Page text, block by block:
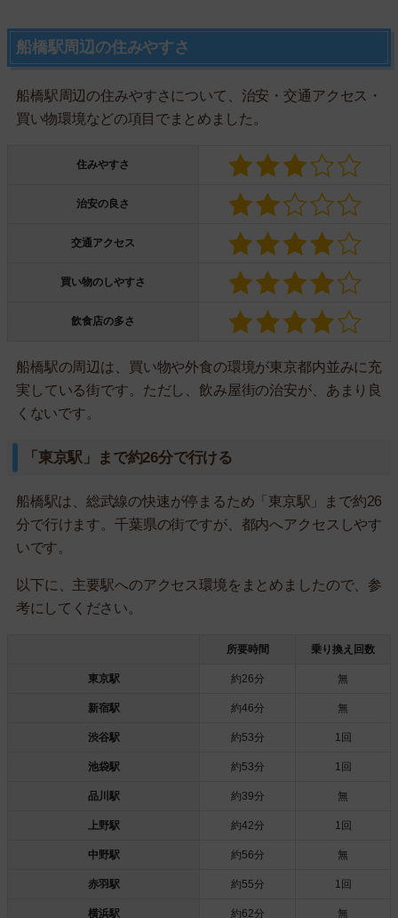
船橋駅周辺の住みやすさ
船橋駅周辺の住みやすさについて、治安・交通アクセス・
買い物環境などの項目でまとめました。
住みやすさ
治安の良さ
交通アクセス
買い物のしやすさ
飲食店の多さ
船橋駅の周辺は、買い物や外食の環境が東京都内並みに充
実している街です。ただし、飲み屋街の治安が、あまり良
くないです。
「東京駅」まで約26分で行ける
船橋駅は、総武線の快速が停まるため「東京駅」まで約26
分で行けます。千葉県の街ですが、都内へアクセスしやす
いです。
以下に、主要駅へのアクセス環境をまとめましたので、参
考にしてください。
所要時間 乗り換え回数
東京駅 約26分 無
新宿駅 約46分 無
渋谷駅 約53分 1回
池袋駅 約53分 1回
品川駅 約39分 無
上野駅 約42分 1回
中野駅 約56分 無
赤羽駅 約55分 1回
横浜駅 約62分 無